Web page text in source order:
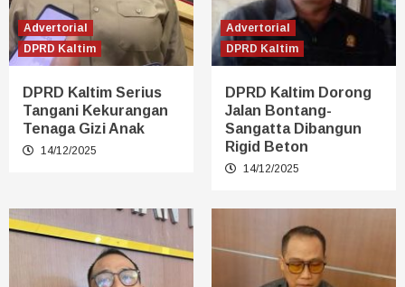
Advertorial
DPRD Kaltim
DPRD Kaltim Serius
Tangani Kekurangan
Tenaga Gizi Anak
14/12/2025
Advertorial
DPRD Kaltim
DPRD Kaltim Dorong
Jalan Bontang-
Sangatta Dibangun
Rigid Beton
14/12/2025